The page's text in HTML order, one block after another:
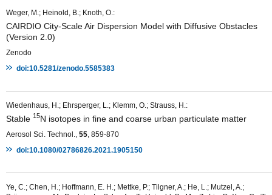
Weger, M.; Heinold, B.; Knoth, O.:
CAIRDIO City-Scale Air Dispersion Model with Diffusive Obstacles
(Version 2.0)
Zenodo
doi:10.5281/zenodo.5585383
Wiedenhaus, H.; Ehrsperger, L.; Klemm, O.; Strauss, H.:
Stable 15N isotopes in fine and coarse urban particulate matter
Aerosol Sci. Technol., 55 , 859-870
doi:10.1080/02786826.2021.1905150
Ye, C.; Chen, H.; Hoffmann, E. H.; Mettke, P.; Tilgner, A.; He, L.; Mutzel, A.;